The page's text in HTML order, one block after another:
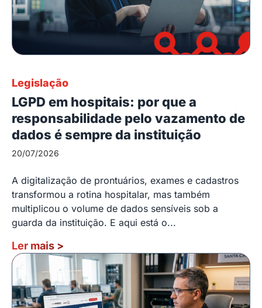
Legislação
LGPD em hospitais: por que a
responsabilidade pelo vazamento de
dados é sempre da instituição
20/07/2026
A digitalização de prontuários, exames e cadastros
transformou a rotina hospitalar, mas também
multiplicou o volume de dados sensíveis sob a
guarda da instituição. E aqui está o...
Ler mais >